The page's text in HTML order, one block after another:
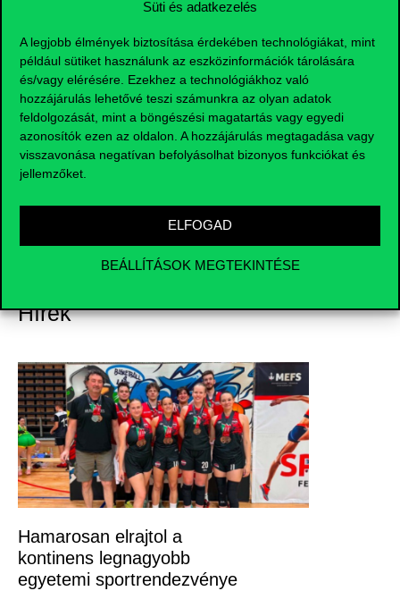
Süti és adatkezelés
A legjobb élmények biztosítása érdekében technológiákat, mint
például sütiket használunk az eszközinformációk tárolására
és/vagy elérésére. Ezekhez a technológiákhoz való
hozzájárulás lehetővé teszi számunkra az olyan adatok
feldolgozását, mint a böngészési magatartás vagy egyedi
azonosítók ezen az oldalon. A hozzájárulás megtagadása vagy
visszavonása negatívan befolyásolhat bizonyos funkciókat és
jellemzőket.
ELFOGAD
BEÁLLÍTÁSOK MEGTEKINTÉSE
DOKUMENTUMOK
Sportesemények
Hírek
Hamarosan elrajtol a
kontinens legnagyobb
egyetemi sportrendezvénye